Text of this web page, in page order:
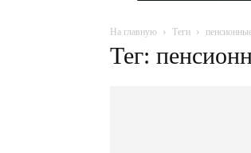
На главную Теги
Тег: